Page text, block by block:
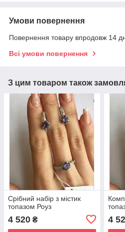
Умови повернення
Повернення товару впродовж 14
Всі умови повернення
З цим товаром також
Срібний набір з містик
топазом Роуз
4 520 ₴ 4